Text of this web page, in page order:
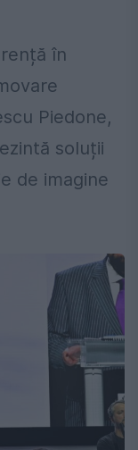
în
Piedone,
soluții
de imagine